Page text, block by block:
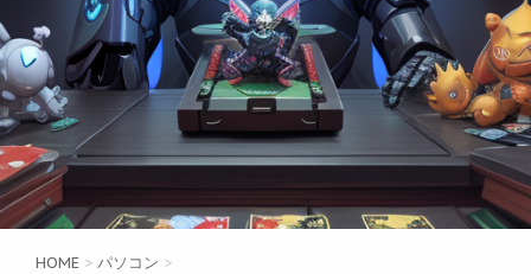
HOME > パソコン >